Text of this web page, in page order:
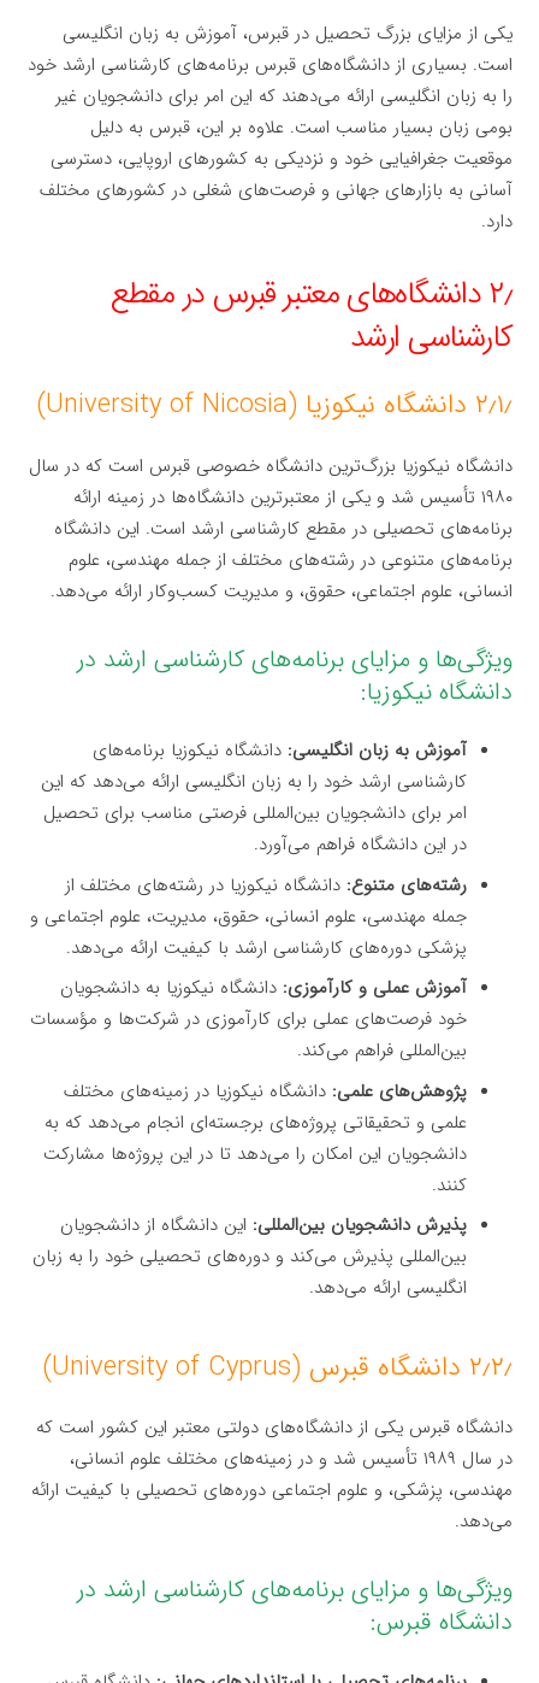
یکی از مزایای بزرگ تحصیل در قبرس، آموزش به زبان انگلیسی
است. بسیاری از دانشگاه‌های قبرس برنامه‌های کارشناسی ارشد خود
را به زبان انگلیسی ارائه می‌دهند که این امر برای دانشجویان غیر
بومی زبان بسیار مناسب است. علاوه بر این، قبرس به دلیل
موقعیت جغرافیایی خود و نزدیکی به کشورهای اروپایی، دسترسی
آسانی به بازارهای جهانی و فرصت‌های شغلی در کشورهای مختلف
دارد.
۲٫ دانشگاه‌های معتبر قبرس در مقطع
کارشناسی ارشد
۲٫۱٫ دانشگاه نیکوزیا (University of Nicosia)
دانشگاه نیکوزیا بزرگ‌ترین دانشگاه خصوصی قبرس است که در سال
۱۹۸۰ تأسیس شد و یکی از معتبرترین دانشگاه‌ها در زمینه ارائه
برنامه‌های تحصیلی در مقطع کارشناسی ارشد است. این دانشگاه
برنامه‌های متنوعی در رشته‌های مختلف از جمله مهندسی، علوم
انسانی، علوم اجتماعی، حقوق، و مدیریت کسب‌وکار ارائه می‌دهد.
ویژگی‌ها و مزایای برنامه‌های کارشناسی ارشد در
دانشگاه نیکوزیا:
آموزش به زبان انگلیسی: دانشگاه نیکوزیا برنامه‌های
کارشناسی ارشد خود را به زبان انگلیسی ارائه می‌دهد که این
امر برای دانشجویان بین‌المللی فرصتی مناسب برای تحصیل
در این دانشگاه فراهم می‌آورد.
رشته‌های متنوع: دانشگاه نیکوزیا در رشته‌های مختلف از
جمله مهندسی، علوم انسانی، حقوق، مدیریت، علوم اجتماعی و
پزشکی دوره‌های کارشناسی ارشد با کیفیت ارائه می‌دهد.
آموزش عملی و کارآموزی: دانشگاه نیکوزیا به دانشجویان
خود فرصت‌های عملی برای کارآموزی در شرکت‌ها و مؤسسات
بین‌المللی فراهم می‌کند.
پژوهش‌های علمی: دانشگاه نیکوزیا در زمینه‌های مختلف
علمی و تحقیقاتی پروژه‌های برجسته‌ای انجام می‌دهد که به
دانشجویان این امکان را می‌دهد تا در این پروژه‌ها مشارکت
کنند.
پذیرش دانشجویان بین‌المللی: این دانشگاه از دانشجویان
بین‌المللی پذیرش می‌کند و دوره‌های تحصیلی خود را به زبان
انگلیسی ارائه می‌دهد.
۲٫۲٫ دانشگاه قبرس (University of Cyprus)
دانشگاه قبرس یکی از دانشگاه‌های دولتی معتبر این کشور است که
در سال ۱۹۸۹ تأسیس شد و در زمینه‌های مختلف علوم انسانی،
مهندسی، پزشکی، و علوم اجتماعی دوره‌های تحصیلی با کیفیت ارائه
می‌دهد.
ویژگی‌ها و مزایای برنامه‌های کارشناسی ارشد در
دانشگاه قبرس: